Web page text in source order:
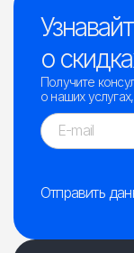
о
Получите
о наших
Отправить